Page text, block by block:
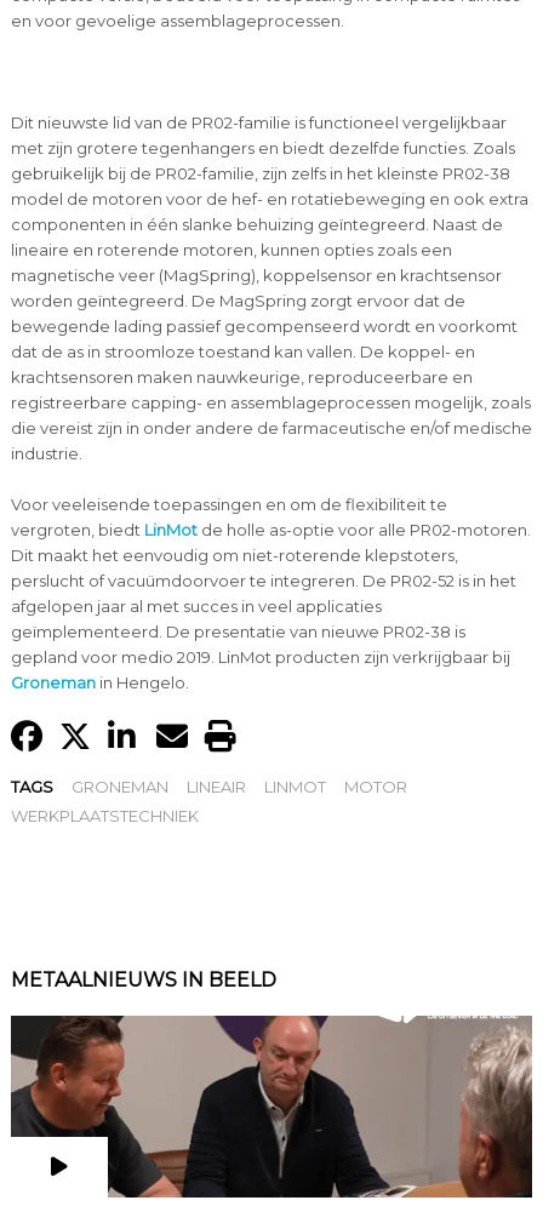
en voor gevoelige assemblageprocessen.
Dit nieuwste lid van de PR02-familie is functioneel vergelijkbaar
met zijn grotere tegenhangers en biedt dezelfde functies. Zoals
gebruikelijk bij de PR02-familie, zijn zelfs in het kleinste PR02-38
model de motoren voor de hef- en rotatiebeweging en ook extra
componenten in één slanke behuizing geïntegreerd. Naast de
lineaire en roterende motoren, kunnen opties zoals een
magnetische veer (MagSpring), koppelsensor en krachtsensor
worden geïntegreerd. De MagSpring zorgt ervoor dat de
bewegende lading passief gecompenseerd wordt en voorkomt
dat de as in stroomloze toestand kan vallen. De koppel- en
krachtsensoren maken nauwkeurige, reproduceerbare en
registreerbare capping- en assemblageprocessen mogelijk, zoals
die vereist zijn in onder andere de farmaceutische en/of medische
industrie.
Voor veeleisende toepassingen en om de flexibiliteit te
vergroten, biedt LinMotde holle as-optie voor alle PR02-motoren.
Dit maakt het eenvoudig om niet-roterende klepstoters,
perslucht of vacuümdoorvoer te integreren. De PR02-52 is in het
afgelopen jaar al met succes in veel applicaties
geïmplementeerd. De presentatie van nieuwe PR02-38 is
gepland voor medio 2019. LinMot producten zijn verkrijgbaar bij
Gronemanin Hengelo.
TAGS GRONEMAN LINEAIR LINMOT
MOTOR
WERKPLAATSTECHNIEK
METAALNIEUWS IN BEELD